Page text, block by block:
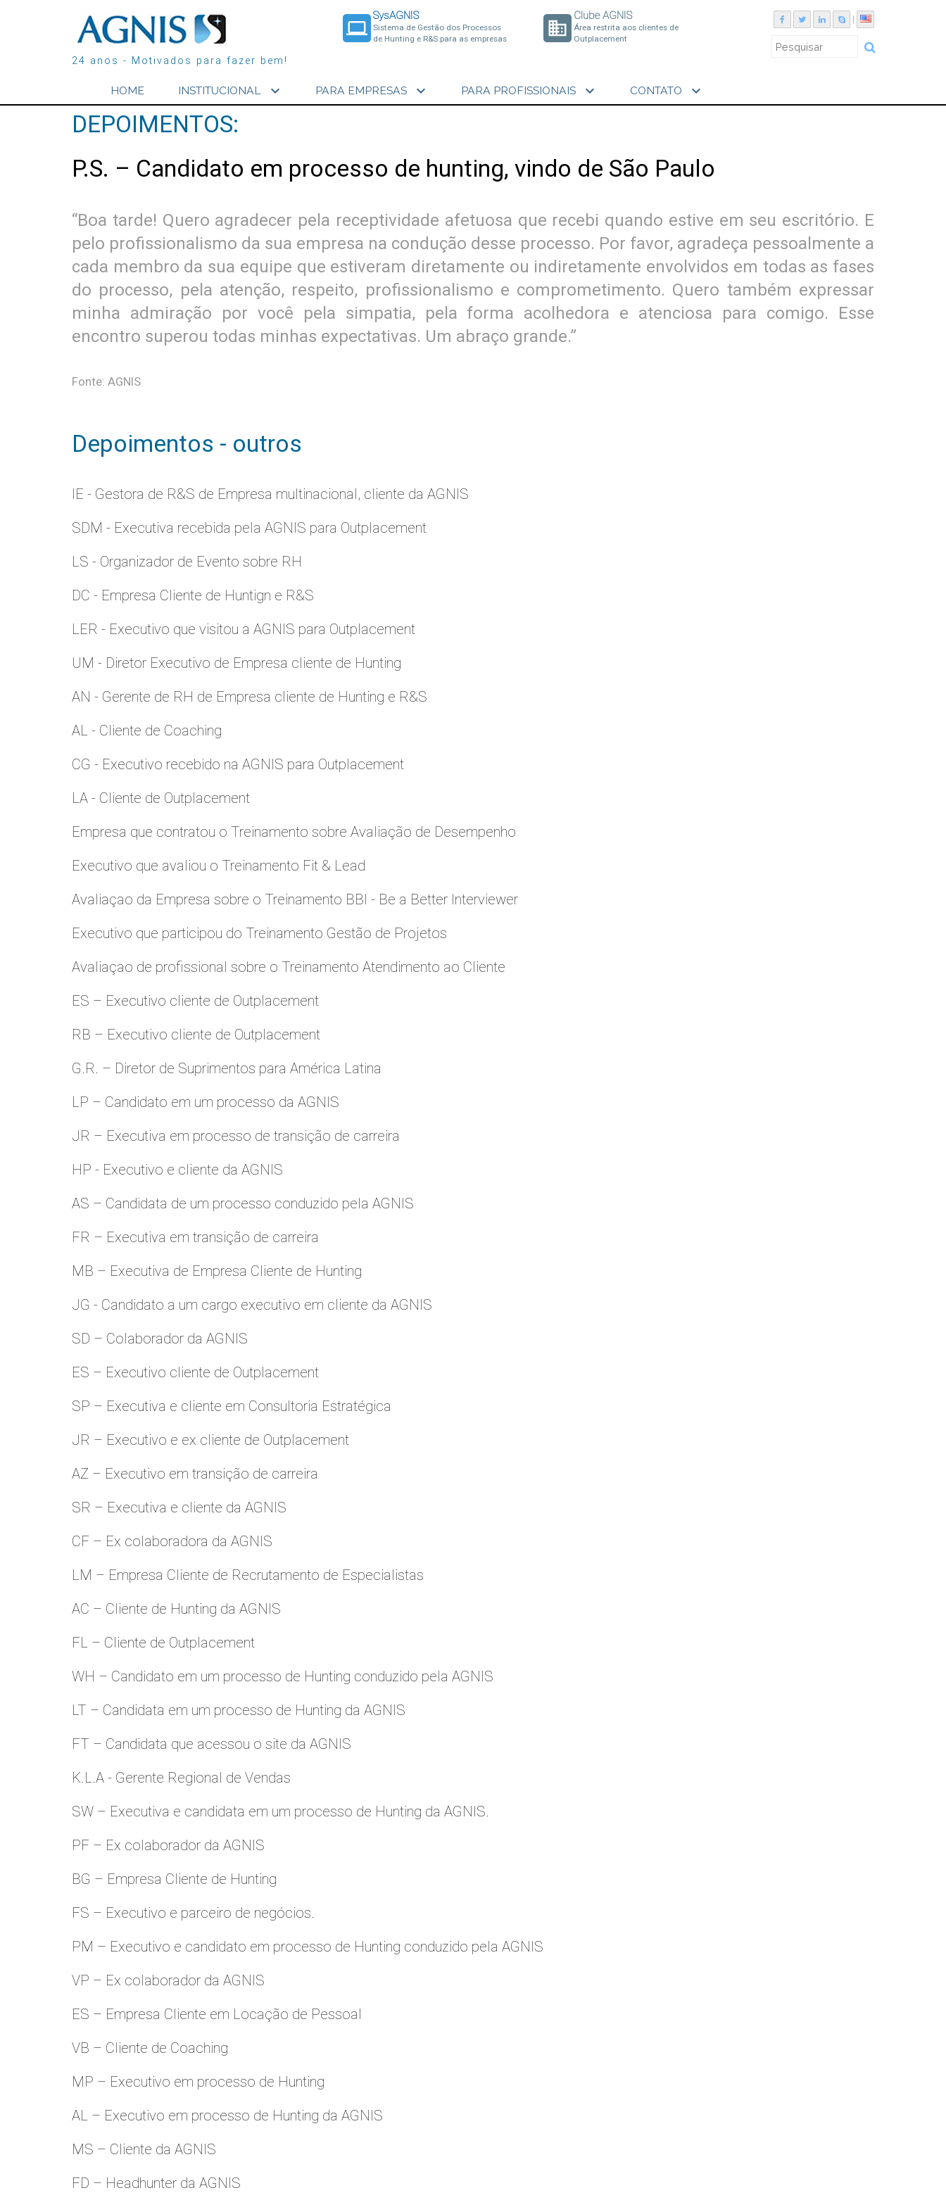
24 anos - Motivados para fazer bem!
laptop
SysAGNIS
Sistema de Gestão dos Processos
de Hunting e R&S para as empresas
business
Clube AGNIS
Área restrita aos clientes de
Outplacement
HOME INSTITUCIONAL expand_more PARA EMPRESAS expand_more PARA PROFISSIONAIS expand_more CONTATO expand_more
DEPOIMENTOS:
P.S. – Candidato em processo de hunting, vindo de São Paulo
“Boa tarde! Quero agradecer pela receptividade afetuosa que recebi quando estive em seu escritório. E
pelo profissionalismo da sua empresa na condução desse processo. Por favor, agradeça pessoalmente a
cada membro da sua equipe que estiveram diretamente ou indiretamente envolvidos em todas as fases
do processo, pela atenção, respeito, profissionalismo e comprometimento. Quero também expressar
minha admiração por você pela simpatia, pela forma acolhedora e atenciosa para comigo. Esse
encontro superou todas minhas expectativas. Um abraço grande.”
Fonte: AGNIS
Depoimentos - outros
IE - Gestora de R&S de Empresa multinacional, cliente da AGNIS
SDM - Executiva recebida pela AGNIS para Outplacement
LS - Organizador de Evento sobre RH
DC - Empresa Cliente de Huntign e R&S
LER - Executivo que visitou a AGNIS para Outplacement
UM - Diretor Executivo de Empresa cliente de Hunting
AN - Gerente de RH de Empresa cliente de Hunting e R&S
AL - Cliente de Coaching
CG - Executivo recebido na AGNIS para Outplacement
LA - Cliente de Outplacement
Empresa que contratou o Treinamento sobre Avaliação de Desempenho
Executivo que avaliou o Treinamento Fit & Lead
Avaliaçao da Empresa sobre o Treinamento BBI - Be a Better Interviewer
Executivo que participou do Treinamento Gestão de Projetos
Avaliaçao de profissional sobre o Treinamento Atendimento ao Cliente
ES – Executivo cliente de Outplacement
RB – Executivo cliente de Outplacement
G.R. – Diretor de Suprimentos para América Latina
LP – Candidato em um processo da AGNIS
JR – Executiva em processo de transição de carreira
HP - Executivo e cliente da AGNIS
AS – Candidata de um processo conduzido pela AGNIS
FR – Executiva em transição de carreira
MB – Executiva de Empresa Cliente de Hunting
JG - Candidato a um cargo executivo em cliente da AGNIS
SD – Colaborador da AGNIS
ES – Executivo cliente de Outplacement
SP – Executiva e cliente em Consultoria Estratégica
JR – Executivo e ex cliente de Outplacement
AZ – Executivo em transição de carreira
SR – Executiva e cliente da AGNIS
CF – Ex colaboradora da AGNIS
LM – Empresa Cliente de Recrutamento de Especialistas
AC – Cliente de Hunting da AGNIS
FL – Cliente de Outplacement
WH – Candidato em um processo de Hunting conduzido pela AGNIS
LT – Candidata em um processo de Hunting da AGNIS
FT – Candidata que acessou o site da AGNIS
K.L.A - Gerente Regional de Vendas
SW – Executiva e candidata em um processo de Hunting da AGNIS.
PF – Ex colaborador da AGNIS
BG – Empresa Cliente de Hunting
FS – Executivo e parceiro de negócios.
PM – Executivo e candidato em processo de Hunting conduzido pela AGNIS
VP – Ex colaborador da AGNIS
ES – Empresa Cliente em Locação de Pessoal
VB – Cliente de Coaching
MP – Executivo em processo de Hunting
AL – Executivo em processo de Hunting da AGNIS
MS – Cliente da AGNIS
FD – Headhunter da AGNIS